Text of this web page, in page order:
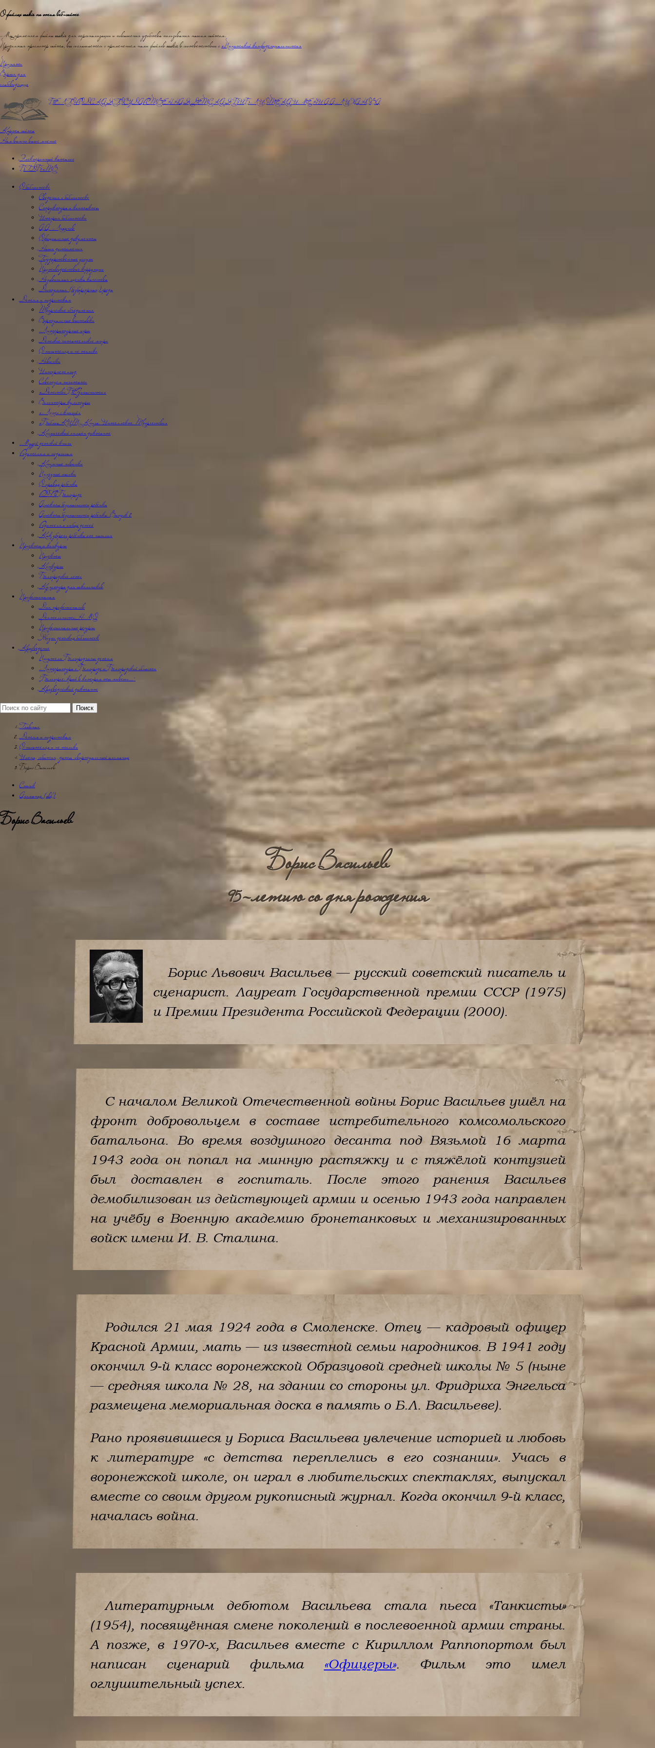
О файлах cookie на этом веб-сайте
Мы применяем файлы cookie для персонализации и повышения удобства пользования нашим сайтом.
Продолжая просмотр сайта, вы соглашаетесь с применением нами файлов cookie в соответствии с«Политикой конфиденциальности»
Принять
Версия для
слабовидящих
БЕЛГОРОДСКАЯ ГОСУДАРСТВЕННАЯДЕТСКАЯ БИБЛИОТЕКА ИМЕНИ А.А.ЛИХАНОВА
Карта сайта
Нам важно ваше мнение
Электронный каталог
БГДБ-ТВ
О библиотеке
Сведения о библиотеке
Структура и контакты
История библиотеки
А.А. Лиханов
Официальные документы
Наши достижения
Государственные услуги
Противодействие коррупции
Независимая оценка качества
Доступная (безбарьерная) среда
Детям и подросткам
Творческие объединения
Виртуальные выставки
Литературные игры
Детское читательское жюри
О писателях и не только
Новинки
Интернет-гид
Советуем почитать
«Детство БЕЗопасности»
Волонтёры культуры
«Лето с книгой»
«БиблиоКИТ: Книга. Интеллект. Творчество»
Космический онлайн диктант
Музей детской книги
Родителям и педагогам
Книжные новинки
Полезные ссылки
О правах ребенка
РДФ в Белгороде
Аспекты безопасности ребёнка
Аспекты безопасности ребенка. Выпуск 2
Родителям особых детей
Как уберечь ребёнка от насилия
Проекты и конкурсы
Проекты
Конкурсы
Белгородское лето
Культура для школьников
Профессионалам
Для профессионалов
Деятельность НМО
Профессиональные ресурсы
Жизнь детских библиотек
Краеведение
Писатели Белгородчины детям
Литература о Белгороде и Белгородской области
"Белогорье: край в котором ты живешь…"
Краеведческий диктант
Главная
Детям и подросткам
О писателях и не только
Имена, события, даты -виртуальный альманах
Борис Васильев
Список
Альманах (old)
Борис Васильев
Борис Васильев
95-летию со дня рождения
Борис Львович Васильев — русский советский писатель и
сценарист. Лауреат Государственной премии СССР (1975)
и Премии Президента Российской Федерации (2000).
С началом Великой Отечественной войны Борис Васильев ушёл на
фронт добровольцем в составе истребительного комсомольского
батальона. Во время воздушного десанта под Вязьмой 16 марта
1943 года он попал на минную растяжку и с тяжёлой контузией
был доставлен в госпиталь. После этого ранения Васильев
демобилизован из действующей армии и осенью 1943 года направлен
на учёбу в Военную академию бронетанковых и механизированных
войск имени И. В. Сталина.
Родился 21 мая 1924 года в Смоленске. Отец — кадровый офицер
Красной Армии, мать — из известной семьи народников. В 1941 году
окончил 9-й класс воронежской Образцовой средней школы № 5 (ныне
— средняя школа № 28, на здании со стороны ул. Фридриха Энгельса
размещена мемориальная доска в память о Б.Л. Васильеве).
Рано проявившиеся у Бориса Васильева увлечение историей и любовь
к литературе «с детства переплелись в его сознании». Учась в
воронежской школе, он играл в любительских спектаклях, выпускал
вместе со своим другом рукописный журнал. Когда окончил 9-й класс,
началась война.
Литературным дебютом Васильева стала пьеса «Танкисты»
(1954), посвящённая смене поколений в послевоенной армии страны.
А позже, в 1970-х, Васильев вместе с Кириллом Раппопортом был
написан сценарий фильма «Офицеры». Фильм это имел
оглушительный успех.